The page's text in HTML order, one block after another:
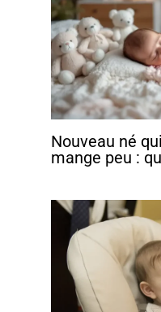
Nouveau né
mange peu :